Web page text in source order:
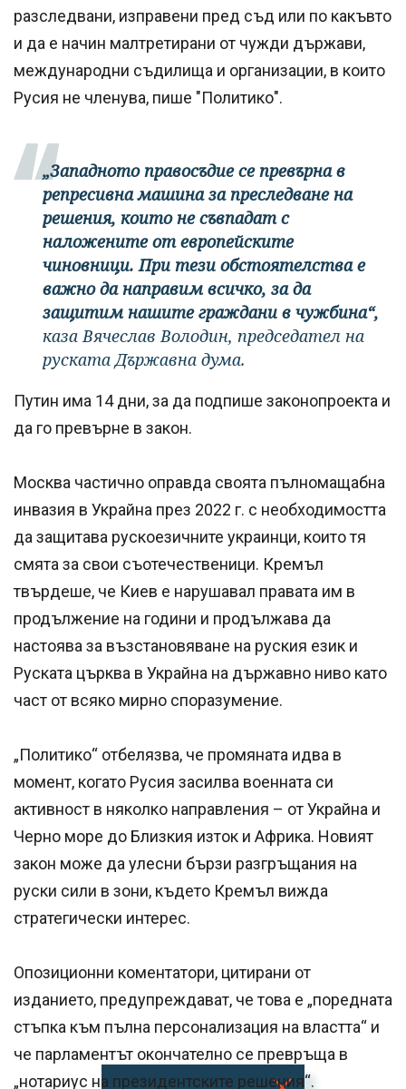
разследвани, изправени пред съд или по какъвто
и да е начин малтретирани от чужди държави,
международни съдилища и организации, в които
Русия не членува, пише "Политико".
„Западното правосъдие се превърна в
репресивна машина за преследване на
решения, които не съвпадат с
наложените от европейските
чиновници. При тези обстоятелства е
важно да направим всичко, за да
защитим нашите граждани в чужбина“,
каза Вячеслав Володин, председател на
руската Държавна дума.
Путин има 14 дни, за да подпише законопроекта и
да го превърне в закон.
Москва частично оправда своята пълномащабна
инвазия в Украйна през 2022 г. с необходимостта
да защитава рускоезичните украинци, които тя
смята за свои съотечественици. Кремъл
твърдеше, че Киев е нарушавал правата им в
продължение на години и продължава да
настоява за възстановяване на руския език и
Руската църква в Украйна на държавно ниво като
част от всяко мирно споразумение.
„Политико“ отбелязва, че промяната идва в
момент, когато Русия засилва военната си
активност в няколко направления – от Украйна и
Черно море до Близкия изток и Африка. Новият
закон може да улесни бързи разгръщания на
руски сили в зони, където Кремъл вижда
стратегически интерес.
Опозиционни коментатори, цитирани от
изданието, предупреждават, че това е „поредната
стъпка към пълна персонализация на властта“ и
че парламентът окончателно се превръща в
„нотариус на президентските решения“.